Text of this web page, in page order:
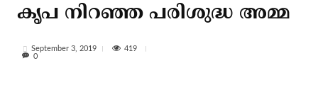
കൃപ നിറഞ്ഞ പരിശുദ്ധ അമ്മ
September 3, 2019
419
0